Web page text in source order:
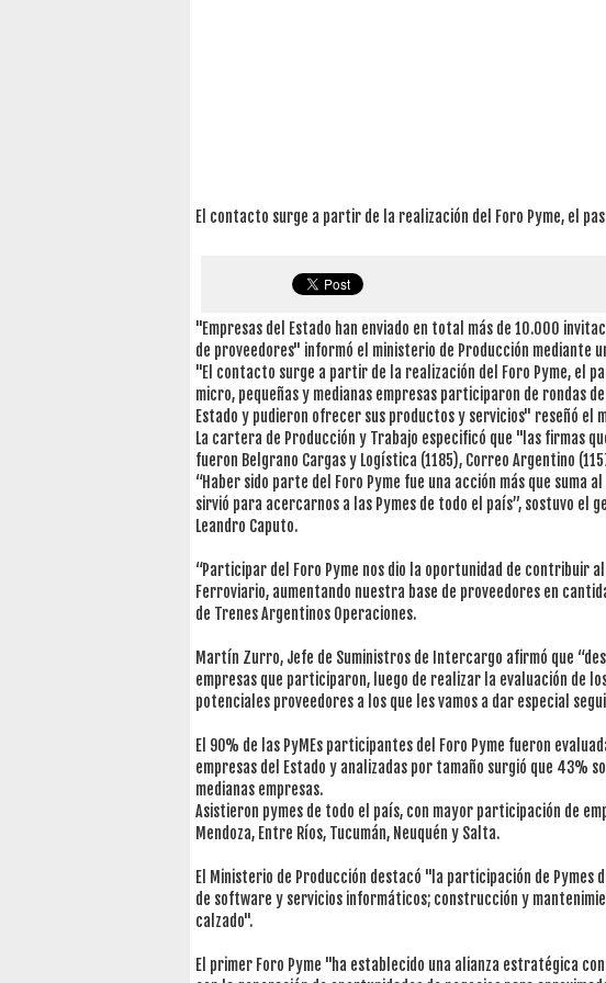
El contacto surge a partir de la realización del Foro Pyme, el
"Empresas del Estado han enviado en total más de 10.000
de proveedores" informó el ministerio de Producción mediante
"El contacto surge a partir de la realización del Foro Pyme, el
micro, pequeñas y medianas empresas participaron de rondas
Estado y pudieron ofrecer sus productos y servicios" reseñó el
La cartera de Producción y Trabajo especificó que "las firmas
fueron Belgrano Cargas y Logística (1185), Correo Argentino
“Haber sido parte del Foro Pyme fue una acción más que suma
sirvió para acercarnos a las Pymes de todo el país”, sostuvo el
Leandro Caputo.
“Participar del Foro Pyme nos dio la oportunidad de contribuir
Ferroviario, aumentando nuestra base de proveedores en
de Trenes Argentinos Operaciones.
Martín Zurro, Jefe de Suministros de Intercargo afirmó que
empresas que participaron, luego de realizar la evaluación de
potenciales proveedores a los que les vamos a dar especial
El 90% de las PyMEs participantes del Foro Pyme fueron
empresas del Estado y analizadas por tamaño surgió que 43%
medianas empresas.
Asistieron pymes de todo el país, con mayor participación de
Mendoza, Entre Ríos, Tucumán, Neuquén y Salta.
El Ministerio de Producción destacó "la participación de
de software y servicios informáticos; construcción y
calzado".
El primer Foro Pyme "ha establecido una alianza estratégica